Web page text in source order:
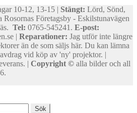
10-12, 13-15 | Stängt: Lörd, Sönd,
Rosornas Företagsby - Eskilstunavägen
Tel: 0765-545241. E-post:
| Reparationer: Jag utför inte längre
än de som säljs här. Du kan lämna
vid köp av 'ny' projektor. |
| Copyright © alla bilder och all
Sök